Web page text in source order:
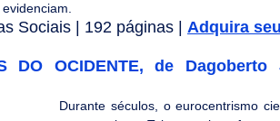
Sociais | 192 páginas | Adquira
DO OCIDENTE, de
Durante séculos, o eurocentrismo